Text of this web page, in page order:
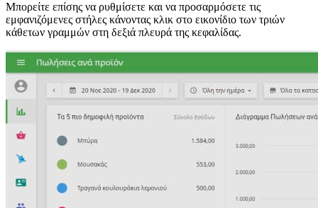
Μπορείτε επίσης να ρυθμίσετε και να προσαρμόσετε τις
εμφανιζόμενες στήλες κάνοντας κλικ στο εικονίδιο των τριών
κάθετων γραμμών στη δεξιά πλευρά της κεφαλίδας.